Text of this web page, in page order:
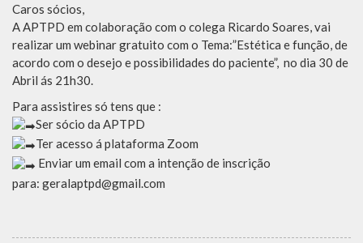
Caros sócios,
A APTPD em colaboração com o colega Ricardo Soares, vai
realizar um webinar gratuito com o Tema:”Estética e função, de
acordo com o desejo e possibilidades do paciente”, no dia 30 de
Abril ás 21h30.
Para assistires só tens que :
Ser sócio da APTPD
Ter acesso á plataforma Zoom
Enviar um email com a intenção de inscrição
para: geralaptpd@gmail.com